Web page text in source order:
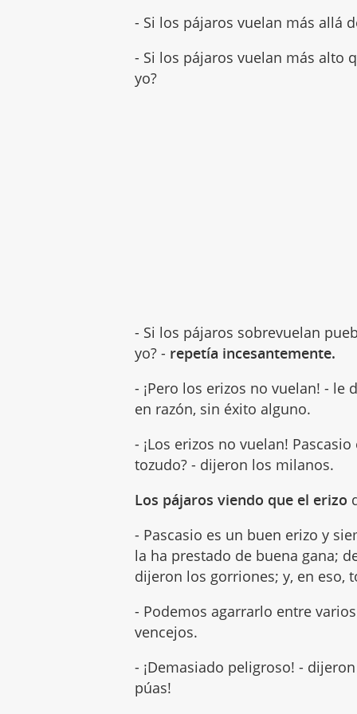
- Si los pájaros vuelan más allá
- Si los pájaros vuelan más alto
yo?
- Si los pájaros sobrevuelan
yo? - repetía incesantemente.
- ¡Pero los erizos no vuelan! -
en razón, sin éxito alguno.
- ¡Los erizos no vuelan!
tozudo? - dijeron los milanos.
Los pájaros viendo que el erizo
- Pascasio es un buen erizo y
la ha prestado de buena gana;
dijeron los gorriones; y, en eso,
- Podemos agarrarlo entre
vencejos.
- ¡Demasiado peligroso! -
púas!